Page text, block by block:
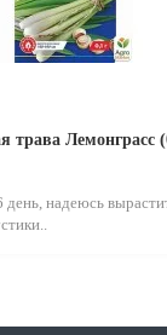
трава Лемонграсс
день, надеюсь